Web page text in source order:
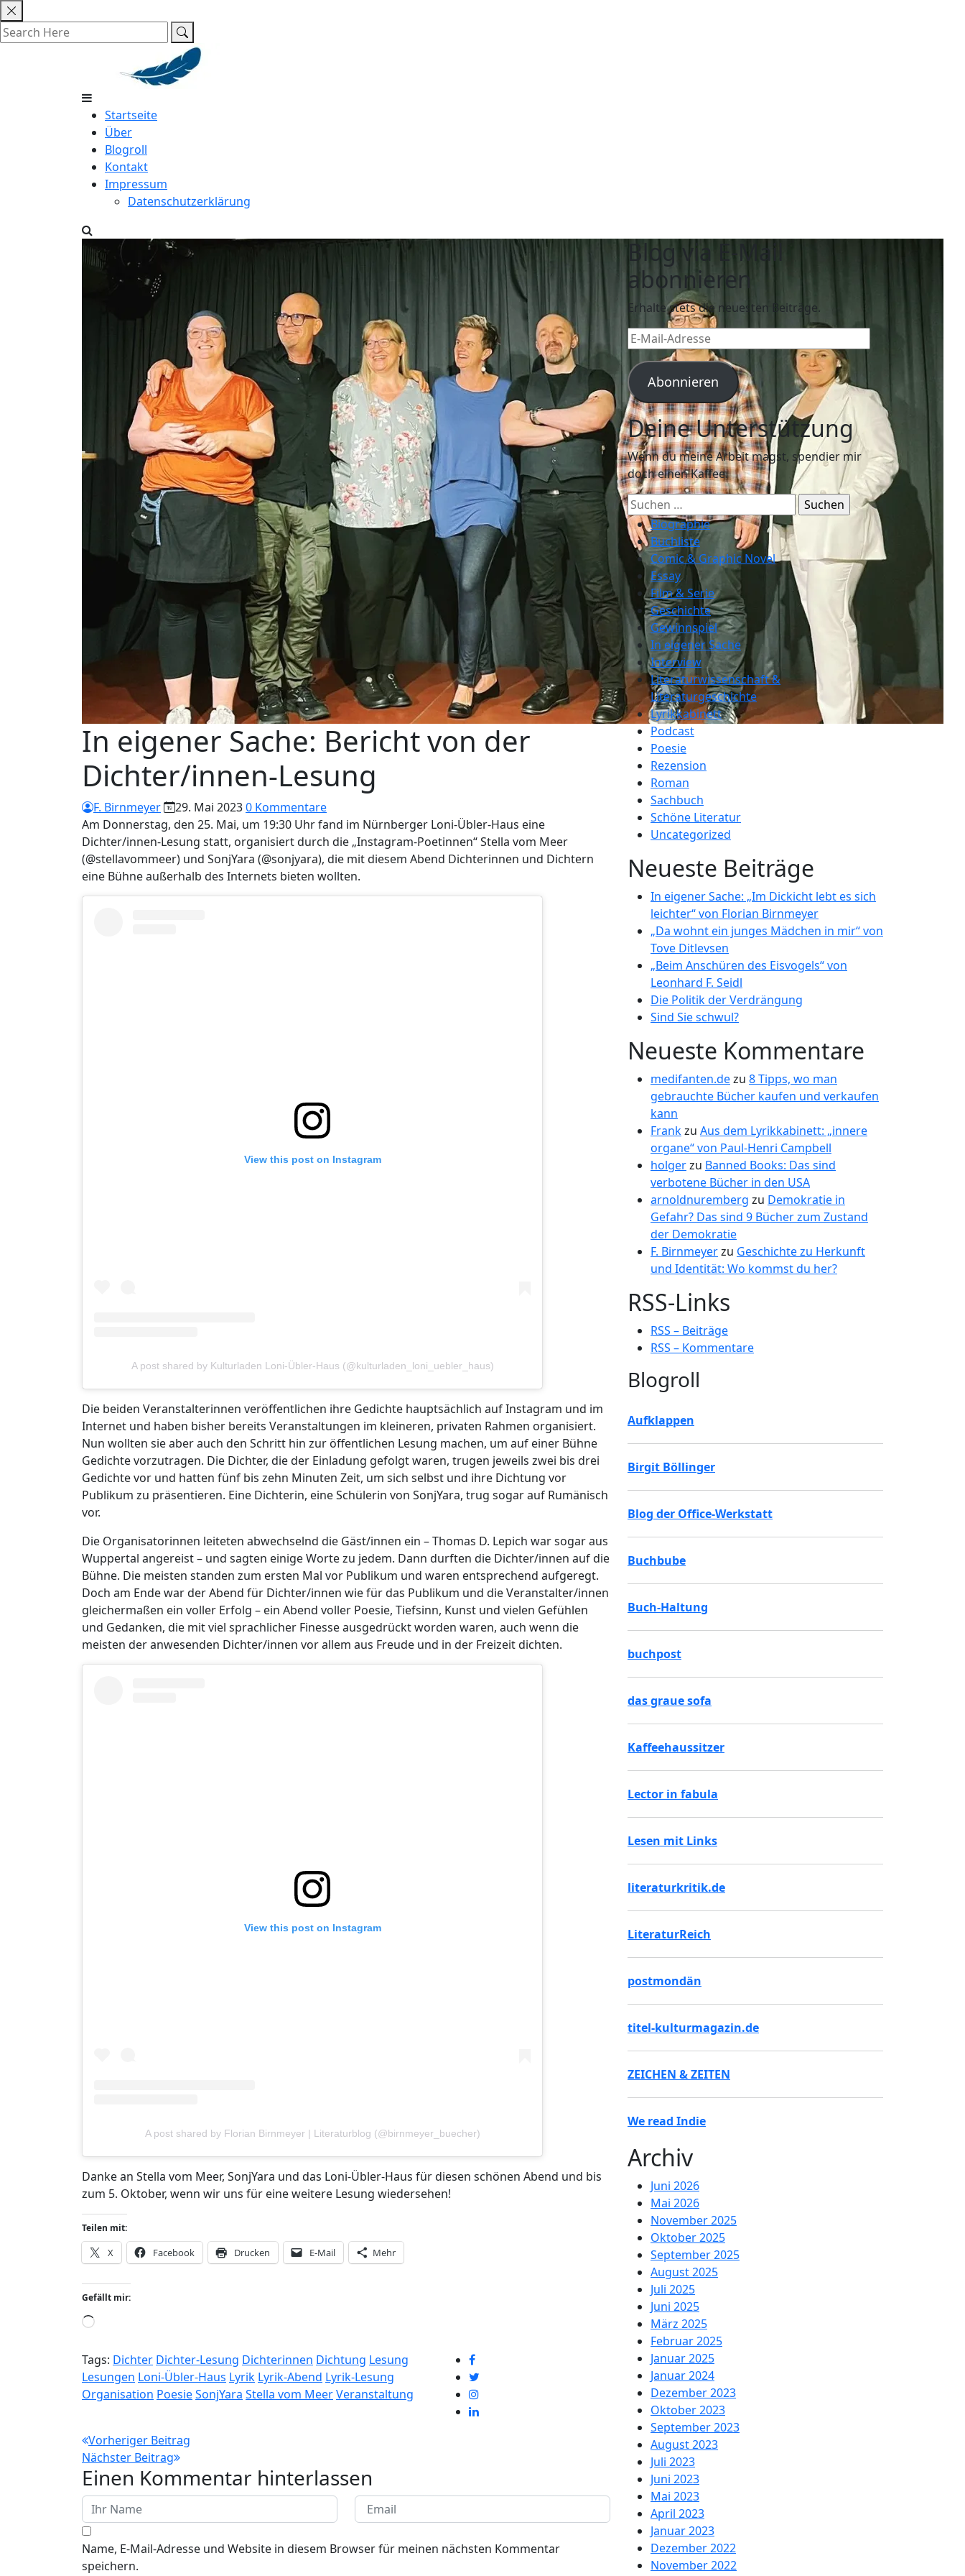
Skip
to
content
Startseite
Über
Blogroll
Kontakt
Impressum
Datenschutzerklärung
In eigener Sache: Bericht von der
Dichter/innen-Lesung
F. Birnmeyer 29. Mai 20230 Kommentare
Am Donnerstag, den 25. Mai, um 19:30 Uhr fand im Nürnberger Loni-Übler-Haus eine
Dichter/innen-Lesung statt, organisiert durch die „Instagram-Poetinnen“ Stella vom Meer
(@stellavommeer) und SonjYara (@sonjyara), die mit diesem Abend Dichterinnen und Dichtern
eine Bühne außerhalb des Internets bieten wollten.
View this post on Instagram
A post shared by Kulturladen Loni-Übler-Haus (@kulturladen_loni_uebler_haus)
Die beiden Veranstalterinnen veröffentlichen ihre Gedichte hauptsächlich auf Instagram und im
Internet und haben bisher bereits Veranstaltungen im kleineren, privaten Rahmen organisiert.
Nun wollten sie aber auch den Schritt hin zur öffentlichen Lesung machen, um auf einer Bühne
Gedichte vorzutragen. Die Dichter, die der Einladung gefolgt waren, trugen jeweils zwei bis drei
Gedichte vor und hatten fünf bis zehn Minuten Zeit, um sich selbst und ihre Dichtung vor
Publikum zu präsentieren. Eine Dichterin, eine Schülerin von SonjYara, trug sogar auf Rumänisch
vor.
Die Organisatorinnen leiteten abwechselnd die Gäst/innen ein – Thomas D. Lepich war sogar aus
Wuppertal angereist – und sagten einige Worte zu jedem. Dann durften die Dichter/innen auf die
Bühne. Die meisten standen zum ersten Mal vor Publikum und waren entsprechend aufgeregt.
Doch am Ende war der Abend für Dichter/innen wie für das Publikum und die Veranstalter/innen
gleichermaßen ein voller Erfolg – ein Abend voller Poesie, Tiefsinn, Kunst und vielen Gefühlen
und Gedanken, die mit viel sprachlicher Finesse ausgedrückt worden waren, auch wenn die
meisten der anwesenden Dichter/innen vor allem aus Freude und in der Freizeit dichten.
View this post on Instagram
A post shared by Florian Birnmeyer | Literaturblog (@birnmeyer_buecher)
Danke an Stella vom Meer, SonjYara und das Loni-Übler-Haus für diesen schönen Abend und bis
zum 5. Oktober, wenn wir uns für eine weitere Lesung wiedersehen!
Teilen mit:
X Facebook Drucken E-Mail Mehr
Gefällt mir:
Wird
Tags: Dichter Dichter-Lesung Dichterinnen Dichtung Lesung
Lesungen Loni-Übler-Haus Lyrik Lyrik-Abend Lyrik-Lesung
Organisation PoesieSonjYara Stella vom MeerVeranstaltung
Beitragsnavigation
Vorheriger Beitrag
Nächster Beitrag
Einen Kommentar hinterlassen
Name, E-Mail-Adresse und Website in diesem Browser für meinen nächsten Kommentar
speichern.
Blog via E-Mail
abonnieren
Erhalte stets die neuesten Beiträge.
E-
Mail-
Adresse
Abonnieren
Deine Unterstützung
Wenn du meine Arbeit magst, spendier mir
doch einen Kaffee.
Suchen
nach:Biographie
Buchliste
Comic & Graphic Novel
Essay
Film & Serie
Geschichte
Gewinnspiel
In eigener Sache
Interview
Literaturwissenschaft &
Literaturgeschichte
Lyrikkabinett
Podcast
Poesie
Rezension
Roman
Sachbuch
Schöne Literatur
Uncategorized
Neueste Beiträge
In eigener Sache: „Im Dickicht lebt es sich
leichter“ von Florian Birnmeyer
„Da wohnt ein junges Mädchen in mir“ von
Tove Ditlevsen
„Beim Anschüren des Eisvogels“ von
Leonhard F. Seidl
Die Politik der Verdrängung
Sind Sie schwul?
Neueste Kommentare
medifanten.dezu 8 Tipps, wo man
gebrauchte Bücher kaufen und verkaufen
kann
Frankzu Aus dem Lyrikkabinett: „innere
organe“ von Paul-Henri Campbell
holgerzu Banned Books: Das sind
verbotene Bücher in den USA
arnoldnuremberg zu Demokratie in
Gefahr? Das sind 9 Bücher zum Zustand
der Demokratie
F. Birnmeyerzu Geschichte zu Herkunft
und Identität: Wo kommst du her?
RSS-Links
RSS – Beiträge
RSS – Kommentare
Blogroll
Aufklappen
Birgit Böllinger
Blog der Office-Werkstatt
Buchbube
Buch-Haltung
buchpost
das graue sofa
Kaffeehaussitzer
Lector in fabula
Lesen mit Links
literaturkritik.de
LiteraturReich
postmondän
titel-kulturmagazin.de
ZEICHEN & ZEITEN
We read Indie
Archiv
Juni 2026
Mai 2026
November 2025
Oktober 2025
September 2025
August 2025
Juli 2025
Juni 2025
März 2025
Februar 2025
Januar 2025
Januar 2024
Dezember 2023
Oktober 2023
September 2023
August 2023
Juli 2023
Juni 2023
Mai 2023
April 2023
Januar 2023
Dezember 2022
November 2022